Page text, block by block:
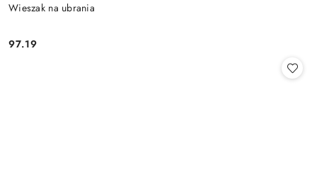
Wieszak na ubrania
Cena:
97.19